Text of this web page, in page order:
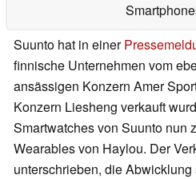
Suunto hat in einer
finnische Unternehmen vom
ansässigen Konzern Amer
Konzern Liesheng verkauft
Smartwatches von Suunto nun
Wearables von Haylou. Der
unterschrieben, die